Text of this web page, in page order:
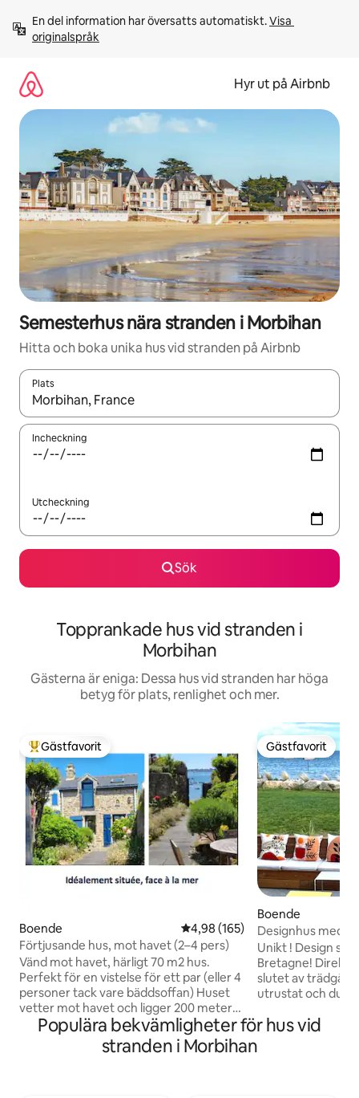
innehåll
En del information har översatts automatiskt. Visa
originalspråk
Hyr ut på Airbnb
Semesterhus nära stranden i Morbihan
Hitta och boka unika hus vid stranden på Airbnb
Plats
När resultaten är tillgängliga kan du navigera med upp- och
Incheckning
Utcheckning
Sök
Topprankade hus vid stranden i
Morbihan
Gästerna är eniga: Dessa hus vid stranden har höga
betyg för plats, renlighet och mer.
Populär gästfavorit
Gästfavorit
Boende 4,98 av 5 i genomsnittligt
4,98 (165)
Förtjusande hus, mot havet (2–4 pers)
Vänd mot havet, härligt 70 m2 hus.
Perfekt för en vistelse för ett par (eller 4
personer tack vare bäddsoffan) Huset
vetter mot havet och ligger 200 meter
från affärer, så det är perfekt beläget.
Njut av trädgården eller upptäck
charmen i Morbihanbukten, dess
Gästfavorit
Gästfavorit
Boende
Designhus med
stranden
Unikt ! Design
Bretagne! Direkt
slutet av
utrustat och du
havet från
Populära bekvämligheter för hus vid
stranden i Morbihan